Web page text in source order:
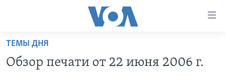
Перейти
основной
ГЛАВНОЕ
ПРОГРАММЫ
ТЕМЫ ДНЯ
Обзор печати от 22 июня 2006 г.